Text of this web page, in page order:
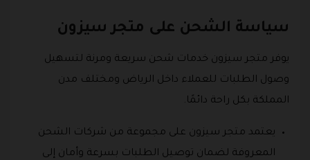
سياسة الشحن على متجر سيزون
يوفر متجر سيزون خدمات شحن سريعة ومرنة لتسهيل
وصول الطلبات للعملاء داخل الرياض ومختلف مدن
المملكة بكل راحة دائمًا.
يعتمد متجر سيزون على مجموعة من شركات الشحن
المعروفة لضمان توصيل الطلبات بسرعة وأمان إلى